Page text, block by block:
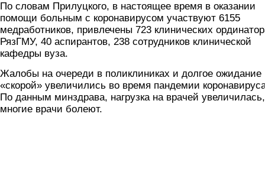
По словам Прилуцкого, в настоящее время в оказании
помощи больным с коронавирусом участвуют 6155
медработников, привлечены 723 клинических
РязГМУ, 40 аспирантов, 238 сотрудников клинической
кафедры вуза.
Жалобы на очереди в поликлиниках и долгое ожидание
«скорой» увеличились во время пандемии
По данным минздрава, нагрузка на врачей увеличилась,
многие врачи болеют.